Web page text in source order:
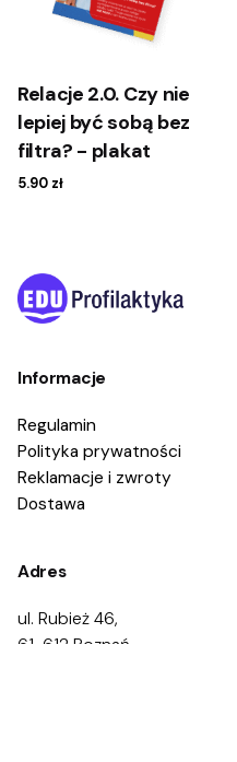
Cyberprzemoc
Relacje 2.0. Czy nie
lepiej być sobą bez
filtra? - plakat
5.90 zł
Informacje
Regulamin
Polityka prywatności
Reklamacje i zwroty
Dostawa
Adres
ul. Rubież 46,
61-612 Poznań